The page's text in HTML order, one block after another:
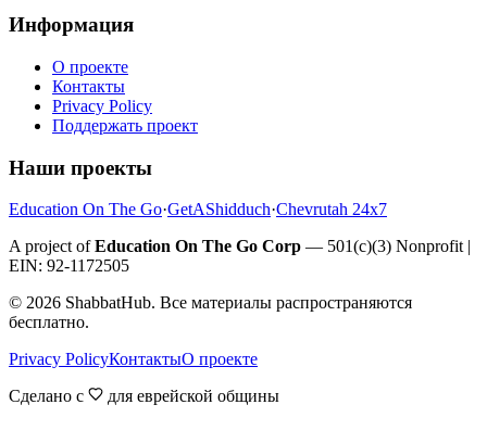
Информация
О проекте
Контакты
Privacy Policy
Поддержать проект
Наши проекты
Education On The Go·GetAShidduch·Chevrutah 24x7
A project ofEducation On The Go Corp — 501(c)(3) Nonprofit |
EIN: 92-1172505
© 2026 ShabbatHub. Все материалы распространяются
бесплатно.
Privacy PolicyКонтактыО проекте
Сделано с
для еврейской общины